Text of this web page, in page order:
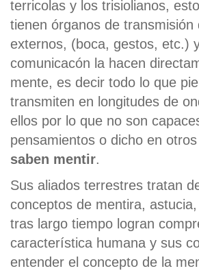
terricolas y los trisiolianos,
tienen órganos de transmisión
externos, (boca, gestos, etc.)
comunicacón la hacen
mente, es decir todo lo que
transmiten en longitudes de
ellos por lo que no son
pensamientos o dicho en
saben mentir.
Sus aliados terrestres tratan
conceptos de mentira,
tras largo tiempo logran
característica humana y sus
entender el concepto de la